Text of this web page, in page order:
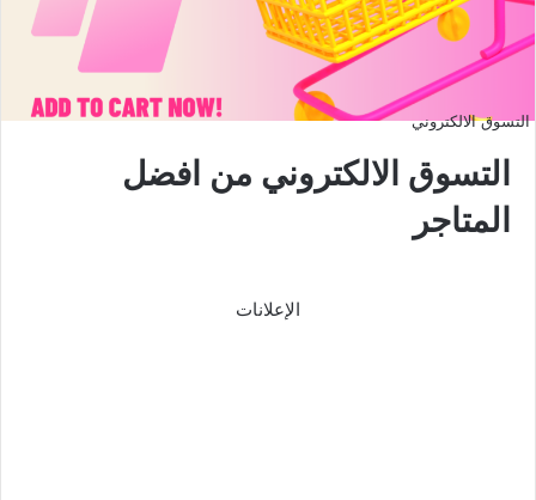
التسوق الالكتروني
التسوق الالكتروني من افضل
المتاجر
الإعلانات